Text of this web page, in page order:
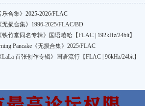
合集》2025-2026/FLAC
损合集》1996-2025/FLAC/BD
竹堂同名专辑》国语嘻哈【FLAC | 192kHz/24bit】
Pancake《无损合集》2025/FLAC
首张创作专辑》国语流行【FLAC | 96kHz/24bit】